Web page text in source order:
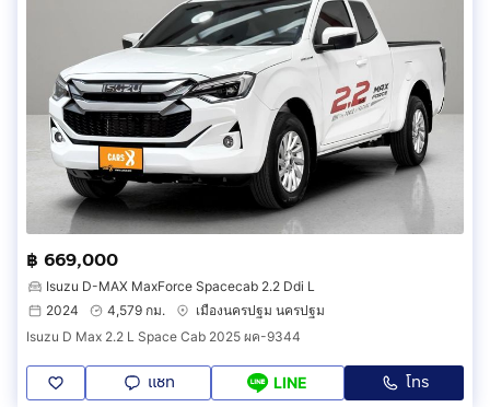
฿ 669,000
Isuzu D-MAX MaxForce Spacecab 2.2 Ddi L
2024
4,579 กม.
เมืองนครปฐม นครปฐม
Isuzu D Max 2.2 L Space Cab 2025 ผค-9344
แชท LINE โทร